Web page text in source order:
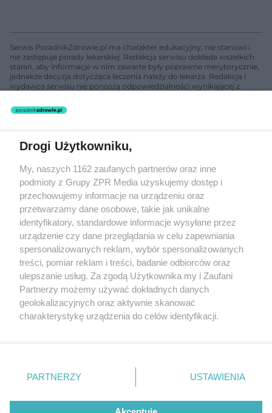
Serwis PoradnikZdrowie.pl ma charakter edukacyjny, nie stanowi i
nie zastępuje porady lekarskiej. Redakcja serwisu dokłada wszelkich
starań, aby informacje w nim zawarte były poprawne merytorycznie,
jednakże decyzja dotycząca leczenia należy do lekarza. Redakcja i
wydawca serwisu nie ponoszą odpowiedzialności wynikającej z
nie prowadzi działalności leczniczej polegającej na udzielaniu
świadczeń zdrowotnych w rozumieniu art. 3 ust 1 ustawy o
Żaden utwór zamieszczony w serwisie nie może być powielany i
rozpowszechniany lub dalej rozpowszechniany w jakikolwiek sposób
(w tym także elektroniczny lub mechaniczny) na jakimkolwiek polu
eksploatacji w jakiejkolwiek formie, włącznie z umieszczaniem w
Internecie bez pisemnej zgody właściciela praw. Jakiekolwiek użycie
lub wykorzystanie utworów w całości lub w części z naruszeniem
prawa, tzn. bez właściwej zgody, jest zabronione pod groźbą kary i
może być ścigane prawnie.
O nas
Drogi Użytkowniku,
My, naszych 1162 zaufanych partnerów oraz inne
podmioty z Grupy ZPR Media uzyskujemy dostęp i
przechowujemy informacje na urządzeniu oraz
przetwarzamy dane osobowe, takie jak unikalne
identyfikatory, standardowe informacje wysyłane przez
urządzenie czy dane przeglądania w celu zapewniania
spersonalizowanych reklam, wybór spersonalizowanych
treści, pomiar reklam i treści, badanie odbiorców oraz
ulepszanie usług. Za zgodą Użytkownika my i Zaufani
Partnerzy możemy używać dokładnych danych
geolokalizacyjnych oraz aktywnie skanować
charakterystykę urządzenia do celów identyfikacji.
zmienić/wycofać klikając przycisk ustawień prywatności
znajdujący się w lewym dolnym rogu strony
rodzaje przetwarzania danych nie wymagają zgody
PARTNERZY USTAWIENIA